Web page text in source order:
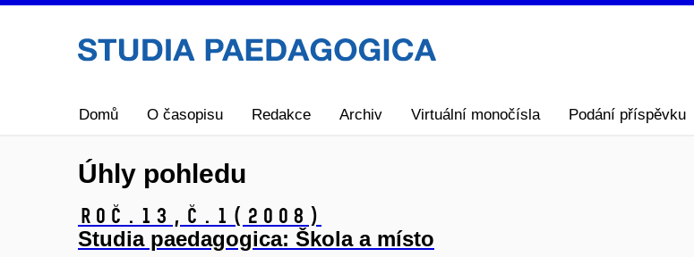
Domů O časopisu Redakce Archiv Virtuální monočísla Podání příspěvku
Úhly pohledu
Roč.13, č.1 (2008)
Studia paedagogica: Škola a místo